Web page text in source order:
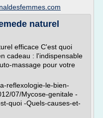
naturel
efficace C'est quoi
cadeau : l'indispensable
massage pour votre
reflexologie-le-bien-
07/Mycose-genitale -
quoi -Quels-causes-et-